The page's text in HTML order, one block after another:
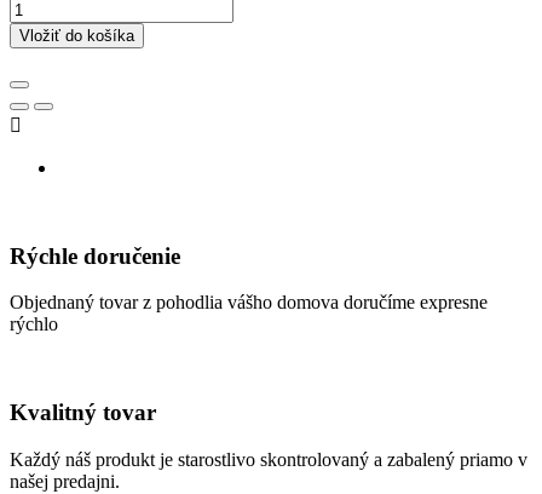
Vložiť do košíka

Rýchle doručenie
Objednaný tovar z pohodlia vášho domova doručíme expresne
rýchlo
Kvalitný tovar
Každý náš produkt je starostlivo skontrolovaný a zabalený priamo v
našej predajni.